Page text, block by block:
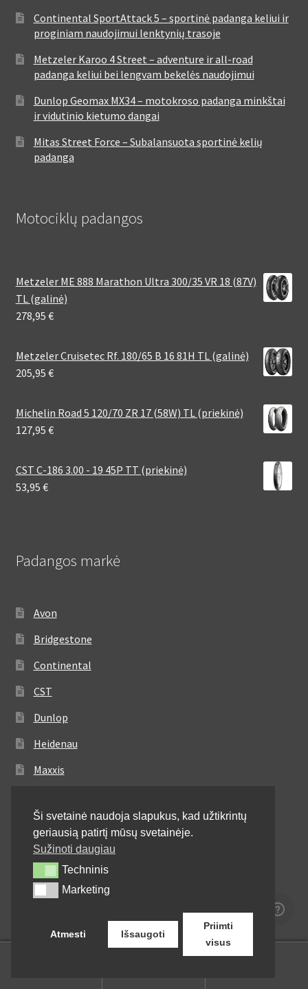
Continental SportAttack 5 – sportinė padanga keliui ir
proginiam naudojimui lenktynių trasoje
Metzeler Karoo 4 Street – adventure ir all-road
padanga keliui bei lengvam bekelės naudojimui
Dunlop Geomax MX34 – motokroso padanga minkštai
ir vidutinio kietumo dangai
Mitas Street Force – Subalansuota sportinė kelių
padanga
Motociklų padangos
Metzeler ME 888 Marathon Ultra 300/35 VR 18 (87V)
TL (galinė)
278,95 €
Metzeler Cruisetec Rf. 180/65 B 16 81H TL (galinė)
205,95 €
Michelin Road 5 120/70 ZR 17 (58W) TL (priekinė)
127,95 €
CST C-186 3.00 - 19 45P TT (priekinė)
53,95 €
Padangos markė
Avon
Bridgestone
Continental
CST
Dunlop
Heidenau
Maxxis
Michelin
Mitas
Pirelli
Shinko
Ši svetainė naudoja slapukus, kad užtikrintų
geriausią patirtį mūsų svetainėje.
Sužinoti daugiau
TechninisTechninis
MarketingMarketing
Atmesti Išsaugoti
Priimti
visus